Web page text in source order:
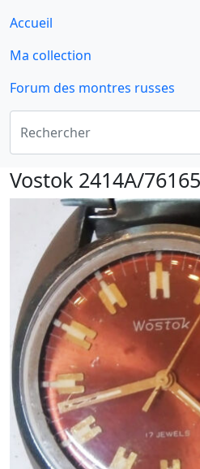
Accueil
Ma collection
Forum des montres russes
Vostok 2414A/